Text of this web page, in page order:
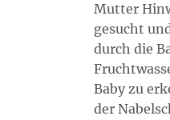
Mutter
gesucht
durch die
Baby zu
der